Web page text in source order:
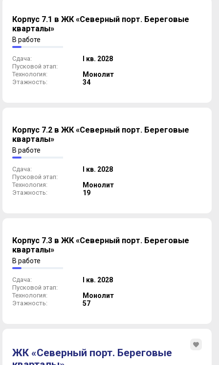
Корпус 7.1 в ЖК «Северный порт. Береговые
кварталы»
В работе
Сдача: I кв. 2028
Пусковой этап:
Технология:
Монолит
Этажность: 34
Корпус 7.2 в ЖК «Северный порт. Береговые
кварталы»
В работе
Сдача: I кв. 2028
Пусковой этап:
Технология:
Монолит
Этажность: 19
Корпус 7.3 в ЖК «Северный порт. Береговые
кварталы»
В работе
Сдача: I кв. 2028
Пусковой этап:
Технология:
Монолит
Этажность: 57
ЖК «Северный порт. Береговые